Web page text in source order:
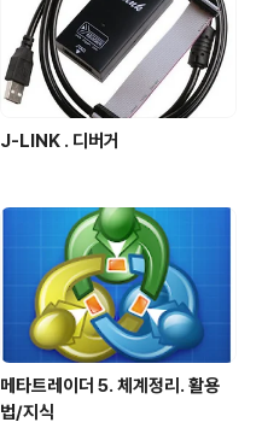
J-LINK . 디버거
메타트레이더 5. 체계정리. 활용
법/지식